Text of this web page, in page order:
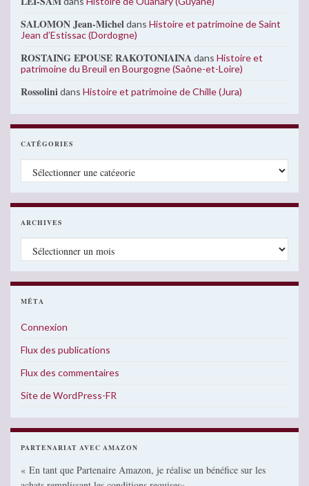
SALOMON Jean-Micheldans Histoire et patrimoine de Saint
Jean d’Estissac (Dordogne)
ROSTAING EPOUSE RAKOTONIAINAdans Histoire et
patrimoine du Breuil en Bourgogne (Saône-et-Loire)
Rossolinidans Histoire et patrimoine de Chille (Jura)
CATÉGORIES
Catégories
ARCHIVES
Archives
MÉTA
Connexion
Flux des publications
Flux des commentaires
Site de WordPress-FR
PARTENARIAT AVEC AMAZON
« En tant que Partenaire Amazon, je réalise un bénéfice sur les